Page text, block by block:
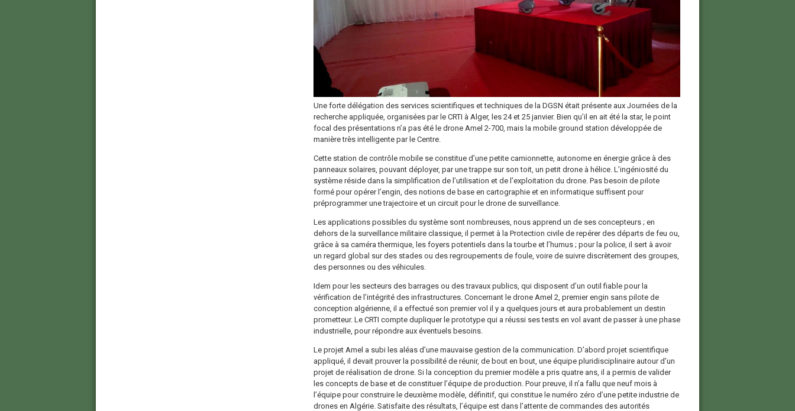
Une forte délégation des services scientifiques et techniques de la DGSN était présente aux Journées de la
recherche appliquée, organisées par le CRTI à Alger, les 24 et 25 janvier. Bien qu’il en ait été la star, le point
focal des présentations n’a pas été le drone Amel 2-700, mais la mobile ground station développée de
manière très intelligente par le Centre.
Cette station de contrôle mobile se constitue d’une petite camionnette, autonome en énergie grâce à des
panneaux solaires, pouvant déployer, par une trappe sur son toit, un petit drone à hélice. L’ingéniosité du
système réside dans la simplification de l’utilisation et de l’exploitation du drone. Pas besoin de pilote
formé pour opérer l’engin, des notions de base en cartographie et en informatique suffisent pour
préprogrammer une trajectoire et un circuit pour le drone de surveillance.
Les applications possibles du système sont nombreuses, nous apprend un de ses concepteurs ; en
dehors de la surveillance militaire classique, il permet à la Protection civile de repérer des départs de feu ou,
grâce à sa caméra thermique, les foyers potentiels dans la tourbe et l’humus ; pour la police, il sert à avoir
un regard global sur des stades ou des regroupements de foule, voire de suivre discrètement des groupes,
des personnes ou des véhicules.
Idem pour les secteurs des barrages ou des travaux publics, qui disposent d’un outil fiable pour la
vérification de l’intégrité des infrastructures. Concernant le drone Amel 2, premier engin sans pilote de
conception algérienne, il a effectué son premier vol il y a quelques jours et aura probablement un destin
prometteur. Le CRTI compte dupliquer le prototype qui a réussi ses tests en vol avant de passer à une phase
industrielle, pour répondre aux éventuels besoins.
Le projet Amel a subi les aléas d’une mauvaise gestion de la communication. D’abord projet scientifique
appliqué, il devait prouver la possibilité de réunir, de bout en bout, une équipe pluridisciplinaire autour d’un
projet de réalisation de drone. Si la conception du premier modèle a pris quatre ans, il a permis de valider
les concepts de base et de constituer l’équipe de production. Pour preuve, il n’a fallu que neuf mois à
l’équipe pour construire le deuxième modèle, définitif, qui constitue le numéro zéro d’une petite industrie de
drones en Algérie. Satisfaite des résultats, l’équipe est dans l’attente de commandes des autorités